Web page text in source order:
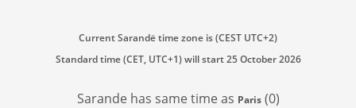
Current Sarandë time zone is (CEST UTC+2)
Standard time (CET, UTC+1) will start 25 October 2026
Sarande has same time as Paris(0)